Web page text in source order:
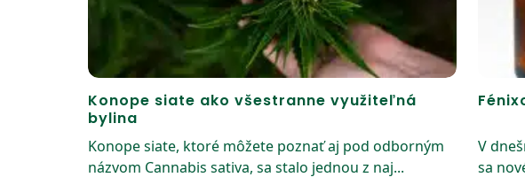
Konope siate ako všestranne využiteľná
bylina
​​Konope siate, ktoré môžete poznať aj pod odborným
názvom Cannabis sativa, sa stalo jednou z naj...
V
sa